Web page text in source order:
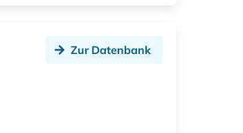
Zur Datenbank